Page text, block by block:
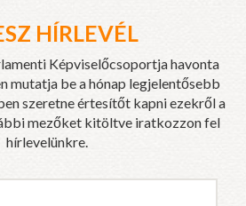
HÍRLEVÉL
Képviselőcsoportja havonta
mutatja be a hónap legjelentősebb
szeretne értesítőt kapni ezekről a
mezőket kitöltve iratkozzon fel
hírlevelünkre.